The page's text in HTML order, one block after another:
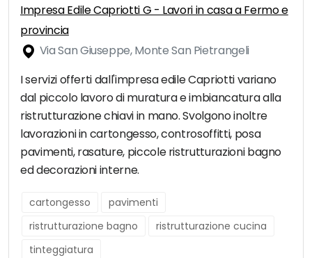
Impresa Edile Capriotti G - Lavori in casa a Fermo e
provincia
Via San Giuseppe, Monte San Pietrangeli
I servizi offerti dall'impresa edile Capriotti variano
dal piccolo lavoro di muratura e imbiancatura alla
ristrutturazione chiavi in mano. Svolgono inoltre
lavorazioni in cartongesso, controsoffitti, posa
pavimenti, rasature, piccole ristrutturazioni bagno
ed decorazioni interne.
cartongesso
pavimenti
ristrutturazione bagno
ristrutturazione cucina
tinteggiatura